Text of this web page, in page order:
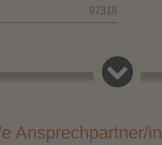
97318
Kitzingen
Deutschland
Ansprechpartner/in